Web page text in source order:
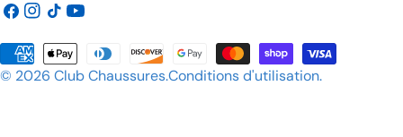
Facebook
Instagram
TIC Youtube
© 2026 Club Chaussures.Conditions d'utilisation.
Méthodes
de